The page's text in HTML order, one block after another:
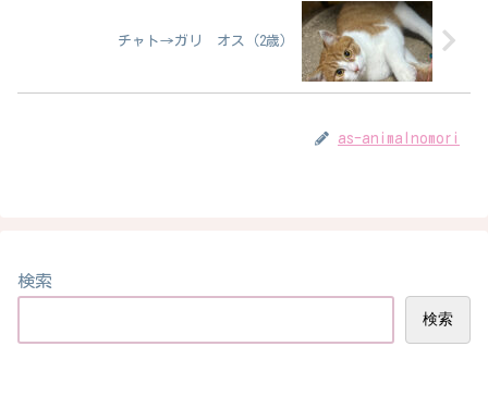
チャト→ガリ オス（2歳）
as-animalnomori
検索
検索